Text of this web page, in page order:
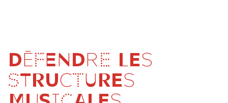
DÉFENDRE LES
STRUCTURES